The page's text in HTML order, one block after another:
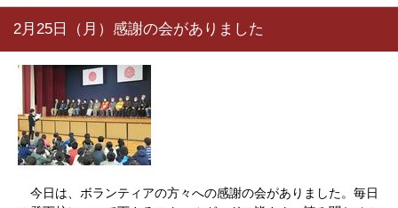
2月25日（月）感謝の会がありました
今日は、ボランティアの方々への感謝の会がありました。毎日